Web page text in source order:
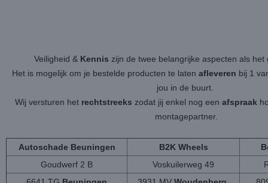
Veiligheid & Kennis zijn de twee belangrijke aspecten als
Het is mogelijk om je bestelde producten te laten afleveren bij 1
jou in de buurt.
Wij versturen het rechtstreeks zodat jij enkel nog een afspraak
montagepartner.
Autoschade Beuningen B2K Wheels
Goudwerf 2 B
Voskuilerweg 49